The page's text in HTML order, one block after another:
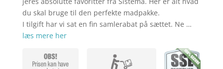
var:
kr.
pris
er:
du skal bruge til den perfekte madpakke.
I tilgift har vi sat en fin samlerabat på sættet. Ne …
læs mere her